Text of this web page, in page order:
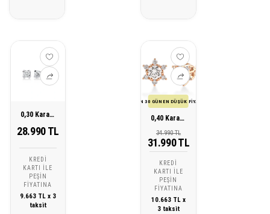
0,30 Karat Pırlanta Tektaş Küpe
28.990 TL
KREDI
KARTI ILE
PEŞIN
FIYATINA
9.663 TL x 3
taksit
SON 30 GÜN EN DÜŞÜK FİYATI
0,40 Karat Lotus Pırlanta Tektaş Küpe
34.990 TL
31.990 TL
KREDI
KARTI ILE
PEŞIN
FIYATINA
10.663 TL x
3 taksit